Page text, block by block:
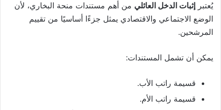
يُعتبر إثبات الدخل العائلي من أهم مستندات منحة البخاري، لأن
الوضع الاجتماعي والاقتصادي يمثل جزءًا أساسيًا من تقييم
المرشحين.
يمكن أن تشمل المستندات:
قسيمة راتب الأب.
قسيمة راتب الأم.